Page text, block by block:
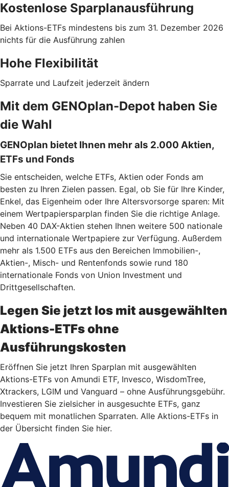
Kostenlose Sparplanausführung
Bei Aktions-ETFs mindestens bis zum 31. Dezember 2026
nichts für die Ausführung zahlen
Hohe Flexibilität
Sparrate und Laufzeit jederzeit ändern
Mit dem GENOplan-Depot haben Sie
die Wahl
GENOplan bietet Ihnen mehr als 2.000 Aktien,
ETFs und Fonds
Sie entscheiden, welche ETFs, Aktien oder Fonds am
besten zu Ihren Zielen passen. Egal, ob Sie für Ihre Kinder,
Enkel, das Eigenheim oder Ihre Altersvorsorge sparen: Mit
einem Wertpapiersparplan finden Sie die richtige Anlage.
Neben 40 DAX-Aktien stehen Ihnen weitere 500 nationale
und internationale Wertpapiere zur Verfügung. Außerdem
mehr als 1.500 ETFs aus den Bereichen Immobilien-,
Aktien-, Misch- und Rentenfonds sowie rund 180
internationale Fonds von Union Investment und
Drittgesellschaften.
Legen Sie jetzt los mit ausgewählten
Aktions-ETFs ohne
Ausführungskosten
Eröffnen Sie jetzt Ihren Sparplan mit ausgewählten
Aktions-ETFs von Amundi ETF, Invesco, WisdomTree,
Xtrackers, LGIM und Vanguard – ohne Ausführungsgebühr.
Investieren Sie zielsicher in ausgesuchte ETFs, ganz
bequem mit monatlichen Sparraten. Alle Aktions-ETFs in
der Übersicht finden Sie hier.